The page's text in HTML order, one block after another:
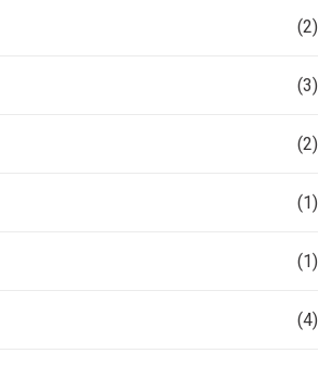
(2)
(3)
(2)
(1)
(1)
(4)